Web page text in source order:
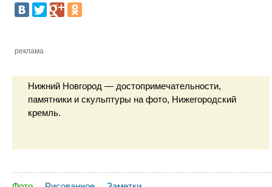
реклама
Нижний Новгород — достопримечательности,
памятники и скульптуры на фото, Нижегородский
кремль.